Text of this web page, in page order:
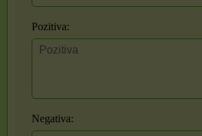
Pozitiva:
Negativa: